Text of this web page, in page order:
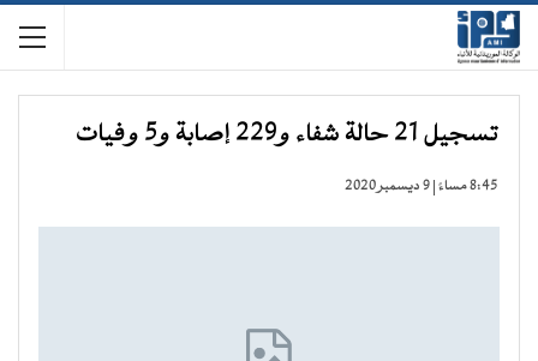
تسجيل 21 حالة شفاء و229 إصابة و5 وفيات
8:45 مساءً | 9 ديسمبر 2020